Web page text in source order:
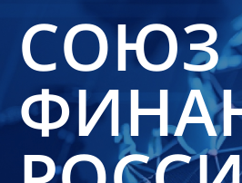
СОЮЗ